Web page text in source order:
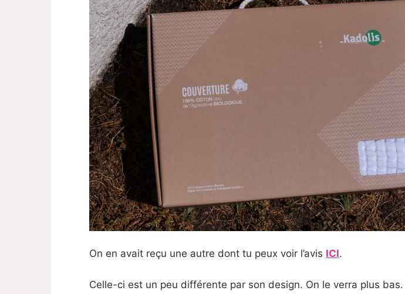
On en avait reçu une autre dont tu peux voir l’avis ICI.
Celle-ci est un peu différente par son design. On le verra plus bas.